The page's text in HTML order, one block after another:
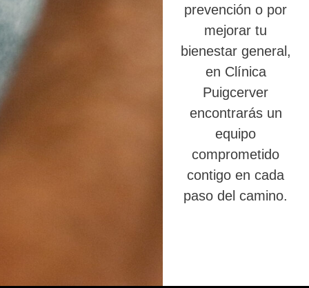
prevención o por
mejorar tu
bienestar general,
en Clínica
Puigcerver
encontrarás un
equipo
comprometido
contigo en cada
paso del camino.